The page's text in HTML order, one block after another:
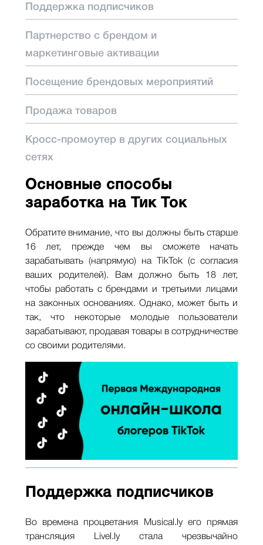
Поддержка подписчиков
Партнерство с брендом и
маркетинговые активации
Посещение брендовых мероприятий
Продажа товаров
Кросс-промоутер в других социальных
сетях
Основные способы
заработка на Тик Ток
Обратите внимание, что вы должны быть старше
16 лет, прежде чем вы сможете начать
зарабатывать (напрямую) на TikTok (с согласия
ваших родителей). Вам должно быть 18 лет,
чтобы работать с брендами и третьими лицами
на законных основаниях. Однако, может быть и
так, что некоторые молодые пользователи
зарабатывают, продавая товары в сотрудничестве
со своими родителями.
Поддержка подписчиков
Во времена процветания Musical.ly его прямая
трансляция Livel.ly стала чрезвычайно